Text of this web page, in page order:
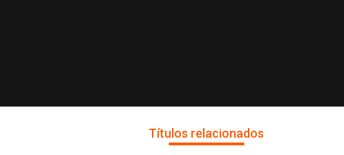
Títulos relacionados